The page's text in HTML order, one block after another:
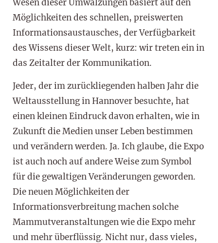
Wesen dieser Umwälzungen basiert auf den
Möglichkeiten des schnellen, preiswerten
Informationsaustausches, der Verfügbarkeit
des Wissens dieser Welt, kurz: wir treten ein in
das Zeitalter der Kommunikation.
Jeder, der im zurückliegenden halben Jahr die
Weltausstellung in Hannover besuchte, hat
einen kleinen Eindruck davon erhalten, wie in
Zukunft die Medien unser Leben bestimmen
und verändern werden. Ja. Ich glaube, die Expo
ist auch noch auf andere Weise zum Symbol
für die gewaltigen Veränderungen geworden.
Die neuen Möglichkeiten der
Informationsverbreitung machen solche
Mammutveranstaltungen wie die Expo mehr
und mehr überflüssig. Nicht nur, dass vieles,